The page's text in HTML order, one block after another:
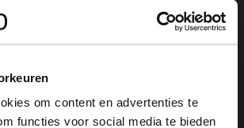
om content en advertenties te
functies voor social media te bieden
spray in transparant.